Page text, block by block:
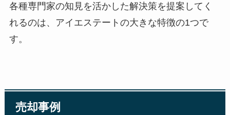
各種専門家の知見を活かした解決策を提案してく
れるのは、アイエステートの大きな特徴の1つで
す。
売却事例